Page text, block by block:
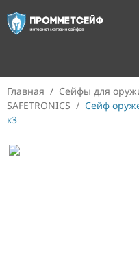
Главная / Сейфы для
SAFETRONICS / Сейф
к3